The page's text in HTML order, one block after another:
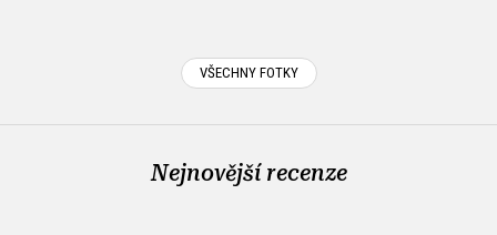
VŠECHNY FOTKY
Nejnovější recenze